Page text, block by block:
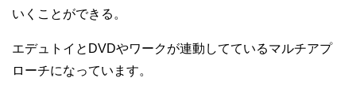
いくことができる。
エデュトイとDVDやワークが連動してているマルチアプ
ローチになっています。